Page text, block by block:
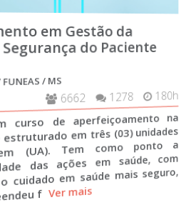
em Gestão da
do Paciente
FUNEAS / MS
180h
1278
6662
curso de aperfeiçoamento na
estruturado em três (03) unidades
(UA). Tem como ponto a
das ações em saúde, com
cuidado em saúde mais seguro,
f Ver mais